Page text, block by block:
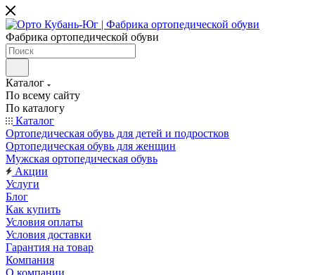
Фабрика ортопедической обуви
Каталог
По всему сайту
По каталогу
Каталог
Ортопедическая обувь для детей и подростков
Ортопедическая обувь для женщин
Мужская ортопедическая обувь
Акции
Услуги
Блог
Как купить
Условия оплаты
Условия доставки
Гарантия на товар
Компания
О компании